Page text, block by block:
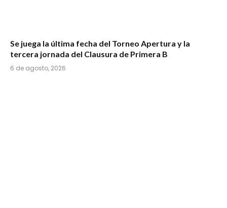
Se juega la última fecha del Torneo Apertura y la
tercera jornada del Clausura de Primera B
6 de agosto, 2026